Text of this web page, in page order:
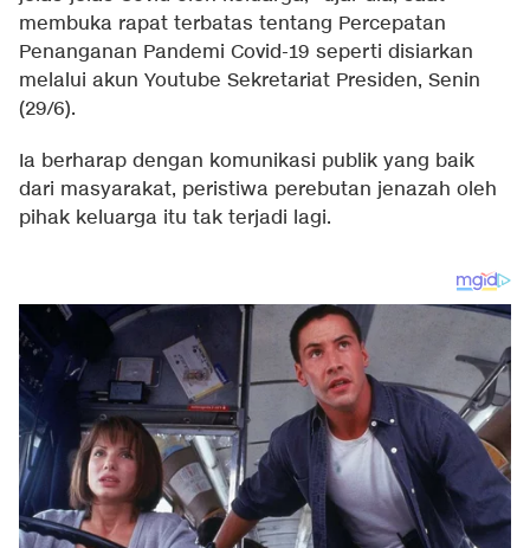
membuka rapat terbatas tentang Percepatan
Penanganan Pandemi Covid-19 seperti disiarkan
melalui akun Youtube Sekretariat Presiden, Senin
(29/6).
Ia berharap dengan komunikasi publik yang baik
dari masyarakat, peristiwa perebutan jenazah oleh
pihak keluarga itu tak terjadi lagi.